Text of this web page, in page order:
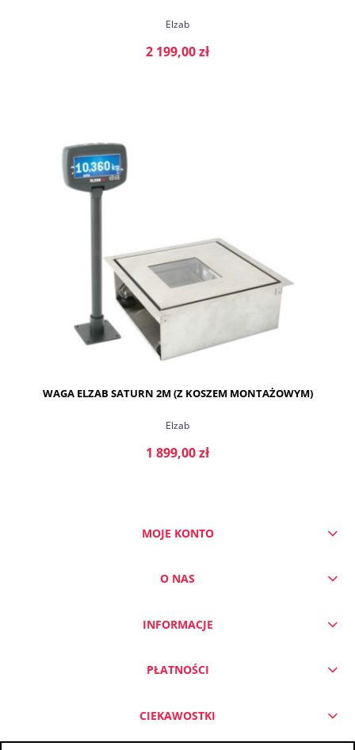
Elzab
2 199,00 zł
WAGA ELZAB SATURN 2M (Z KOSZEM MONTAŻOWYM)
Elzab
1 899,00 zł
MOJE KONTO
O NAS
INFORMACJE
PŁATNOŚCI
CIEKAWOSTKI